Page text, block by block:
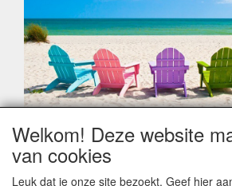
Geachte klant,
Zoals elk jaar zorgt de verlofperiode,
Welkom! Deze website
van cookies
Leuk dat je onze site bezoekt. Geef hier